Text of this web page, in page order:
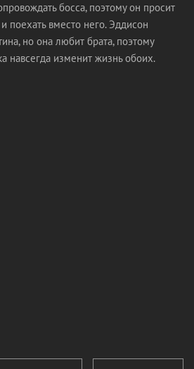
босса, поэтому он просит
поехать вместо него. Эддисон
но она любит брата, поэтому
навсегда изменит жизнь обоих.